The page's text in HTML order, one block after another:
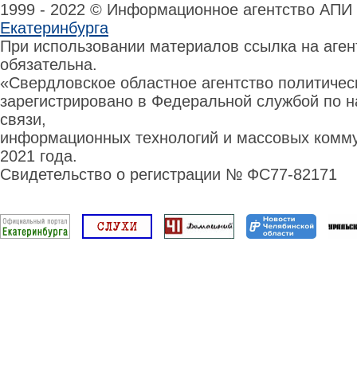
1999 - 2022 © Информационное агентство
Екатеринбурга
При использовании материалов ссылка на
обязательна.
«Свердловское областное агентство
зарегистрировано в Федеральной службой по
связи,
информационных технологий и массовых
2021 года.
Свидетельство о регистрации № ФС77-82171